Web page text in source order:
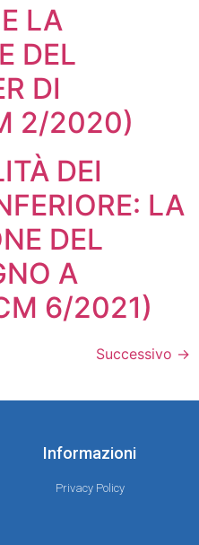
LA
DEL
DI
2/2020)
DEI
LA
DEL
A
6/2021)
Successivo →
Informazioni
Privacy Policy